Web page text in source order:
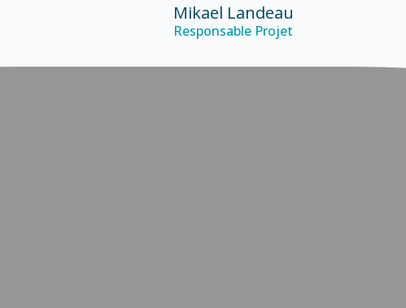
Mikael Landeau
Responsable Projet